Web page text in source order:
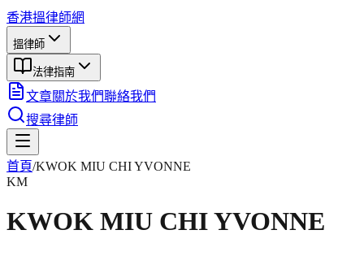
香港搵律師網
搵律師
法律指南
文章關於我們聯絡我們
搜尋律師
首頁/KWOK MIU CHI YVONNE
KM
KWOK MIU CHI YVONNE